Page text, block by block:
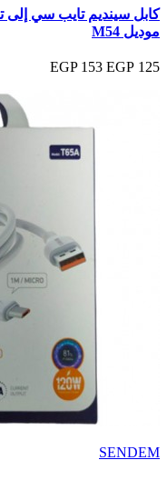
موديل M54
125 EGP
153 EGP
SENDEM